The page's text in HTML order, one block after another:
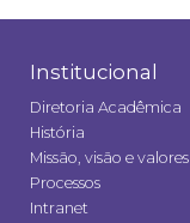
Institucional
Diretoria Acadêmica
História
Missão, visão e valores
Processos
Intranet